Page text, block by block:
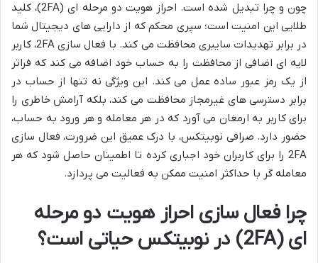
چون و چرا تبدیل شده است. احراز هویت دو مرحله ای (2FA)، کلید
طلایی این امنیت است؛ سپری محکم که از دارایی های دیجیتال شما
در برابر تهدیدات سایبری محافظت می کند. با فعال سازی 2FA، کاربر
لایه ای اضافی از محافظت را به حساب خود اضافه می کند که فراتر
از یک رمز عبور ساده عمل می کند. این ویژگی نه تنها از حساب در
برابر دسترسی های غیرمجاز محافظت می کند، بلکه آرامش خاطری را
برای کاربر به ارمغان می آورد که در هر معامله و هر ورود به حساب،
حضور دارد. صرافی نوبیتکس، با درک عمیق این ضرورت، فعال سازی
2FA را برای کاربران خود اجباری کرده تا اطمینان حاصل شود که هر
معامله گر با حداکثر امنیت ممکن به فعالیت می پردازد.
چرا فعال سازی احراز هویت دو مرحله
ای (2FA) در نوبیتکس حیاتی است؟